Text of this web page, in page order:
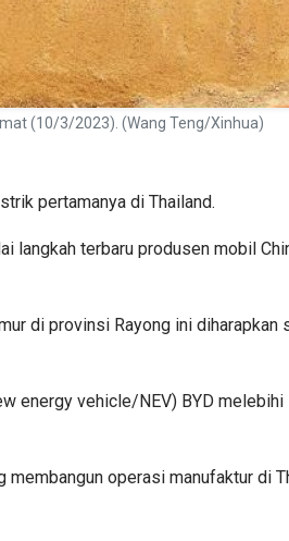
(10/3/2023). (Wang Teng/Xinhua)
pertamanya di Thailand.
terbaru produsen mobil
di provinsi Rayong ini
energy vehicle/NEV) BYD
operasi manufaktur di